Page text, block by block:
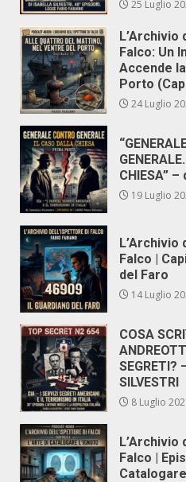
25 Luglio
L’Archivio
Falco: Un
Accende
Porto
24 Luglio
CHIESA”
19 Luglio
L’Archivio
Falco |
del Faro
14 Luglio
COSA
SEGRETI?
SILVESTRI
8 Luglio
L’Archivio
Falco |